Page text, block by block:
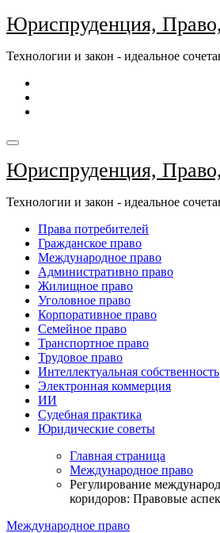
Перейти
к
Юриспруденция,
Технологии и закон - идеальное
Юриспруденция,
Технологии и закон - идеальное
Права потребителей
Гражданское право
Международное право
Административно право
Жилищное право
Уголовное право
Корпоративное право
Семейное право
Транспортное право
Трудовое право
Интеллектуальная собственность
Электронная коммерция
ИИ
Судебная практика
Юридические советы
Главная страница
Международное право
Регулирование
коридоров: Правовые
Международное право